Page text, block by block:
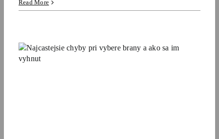
Read More